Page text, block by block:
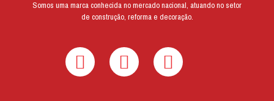
Somos uma marca conhecida no mercado nacional, atuando no setor
de construção, reforma e decoração.